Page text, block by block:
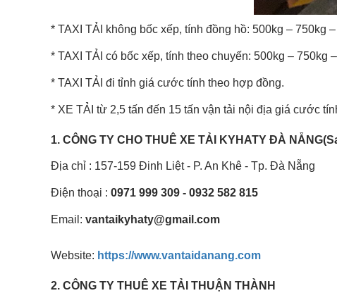
* TAXI TẢI không bốc xếp, tính đồng hồ: 500kg – 750kg
* TAXI TẢI có bốc xếp, tính theo chuyến: 500kg – 750kg
* TAXI TẢI đi tỉnh giá cước tính theo hợp đồng.
* XE TẢI từ 2,5 tấn đến 15 tấn vận tải nội địa giá cước
1. CÔNG TY CHO THUÊ XE TẢI KYHATY ĐÀ
Địa chỉ : 157-159 Đinh Liệt - P. An Khê - Tp. Đà Nẵng
Điện thoại : 0971 999 309 - 0932 582 815
Email: vantaikyhaty@gmail.com
Website: https://www.vantaidanang.com
2. CÔNG TY THUÊ XE TẢI THUẬN THÀNH